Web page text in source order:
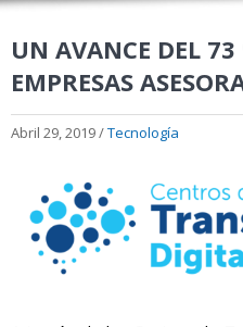
UN AVANCE DEL
EMPRESAS
Abril 29, 2019 /Tecnología